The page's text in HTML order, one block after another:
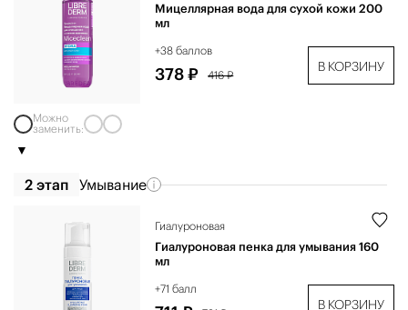
Мицеллярная вода для сухой кожи 200
мл
+38 баллов
378 ₽ 416 ₽
В КОРЗИНУ
Можно
заменить:
2 этап Умывание
Гиалуроновая
Гиалуроновая пенка для умывания 160
мл
+71 балл
В КОРЗИНУ